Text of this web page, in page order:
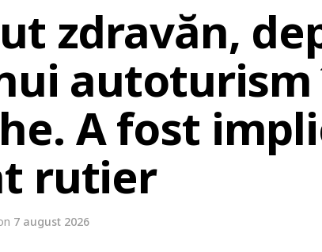
zdravăn,
A fost
rutier
7 august 2026